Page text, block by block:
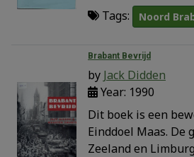
Tags:
Noord
Brabant Bevrijd
by Jack Didden
Year: 1990
Dit boek is een
Einddoel Maas. De
Zeeland en